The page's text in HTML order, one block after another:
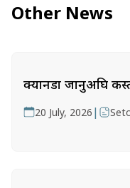
Other News
क्यानडा जानुअघि
20 July, 2026 |